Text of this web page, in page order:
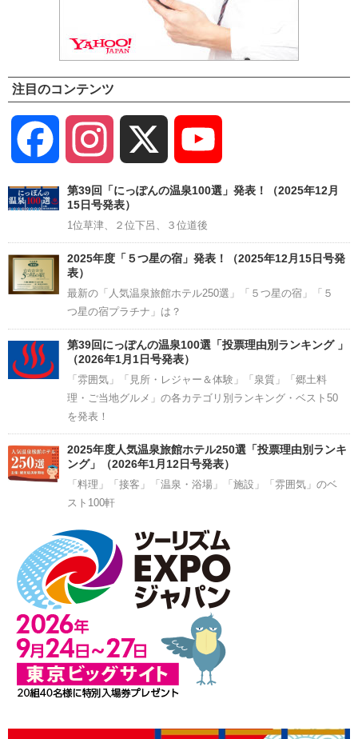
注目のコンテンツ
Facebook Instagram
Channel
第39回「にっぽんの温泉100選」発表！（2025年12月
15日号発表）
1位草津、２位下呂、３位道後
2025年度「５つ星の宿」発表！（2025年12月15日号発
表）
最新の「人気温泉旅館ホテル250選」「５つ星の宿」「５
つ星の宿プラチナ」は？
第39回にっぽんの温泉100選「投票理由別ランキング 」
（2026年1月1日号発表）
「雰囲気」「見所・レジャー＆体験」「泉質」「郷土料
理・ご当地グルメ」の各カテゴリ別ランキング・ベスト50
を発表！
2025年度人気温泉旅館ホテル250選「投票理由別ランキ
ング」（2026年1月12日号発表）
「料理」「接客」「温泉・浴場」「施設」「雰囲気」のベ
スト100軒